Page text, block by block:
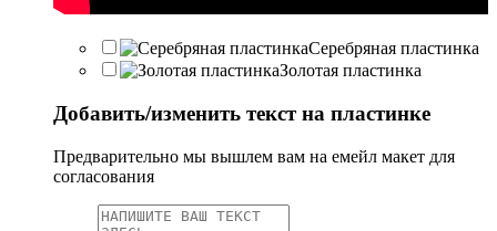
Серебряная пластинка
Золотая пластинка
Добавить/изменить текст на пластинке
Предварительно мы вышлем вам на емейл макет для
согласования